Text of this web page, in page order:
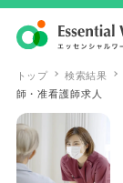
トップ 検索結果
師・准看護師求人